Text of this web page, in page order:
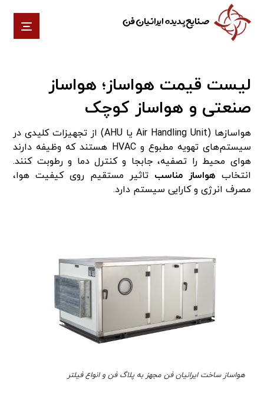
صنایع پدیده ایرانیان فن
لیست قیمت هواساز؛ هواساز
صنعتی و هواساز کوچک
هواسازها (Air Handling Unit یا AHU) از تجهیزات کلیدی در
سیستم‌های تهویه مطبوع و HVAC هستند که وظیفه دارند
هوای محیط را تصفیه، جابجا و کنترل دما و رطوبت کنند.
انتخاب هواساز مناسب تاثیر مستقیم روی کیفیت هوا،
مصرف انرژی و کارایی سیستم دارد.
هواساز ساخت ایرانیان فن مجهز به پلاگ فن و انواع فیلتر